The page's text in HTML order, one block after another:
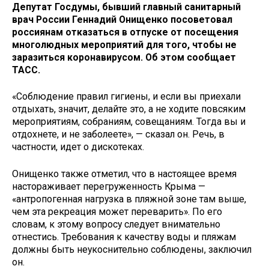
Депутат Госдумы, бывший главный санитарный
врач России Геннадий Онищенко посоветовал
россиянам отказаться в отпуске от посещения
многолюдных мероприятий для того, чтобы не
заразиться коронавирусом. Об этом сообщает
ТАСС.
«Соблюдение правил гигиены, и если вы приехали
отдыхать, значит, делайте это, а не ходите повсяким
мероприятиям, собраниям, совещаниям. Тогда вы и
отдохнете, и не заболеете», — сказал он. Речь, в
частности, идет о дискотеках.
Онищенко также отметил, что в настоящее время
настораживает перегруженность Крыма —
«антропогенная нагрузка в пляжной зоне там выше,
чем эта рекреация может переварить». По его
словам, к этому вопросу следует внимательно
отнестись. Требования к качеству воды и пляжам
должны быть неукоснительно соблюдены, заключил
он.